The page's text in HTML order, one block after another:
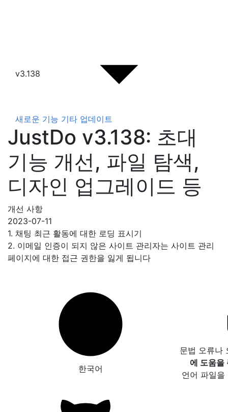
v3.138
새로운 기능 기타 업데이트
JustDo v3.138: 초대
기능 개선, 파일 탐색,
디자인 업그레이드 등
개선 사항
2023-07-11
1. 채팅 최근 활동에 대한 로딩 표시기
2. 이메일 인증이 되지 않은 사이트 관리자는 사이트 관리
페이지에 대한 접근 권한을 잃게 됩니다
한국어
문법 오류나
에 도움을
언어 파일을